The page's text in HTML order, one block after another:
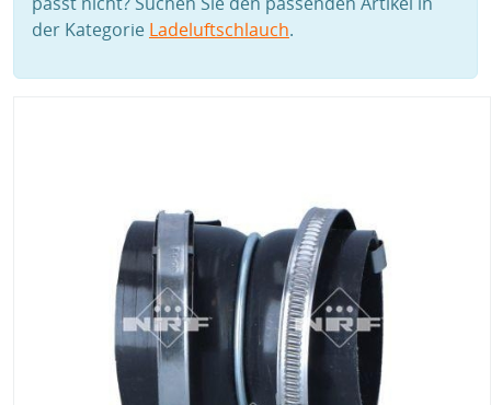
der Kategorie Ladeluftschlauch.